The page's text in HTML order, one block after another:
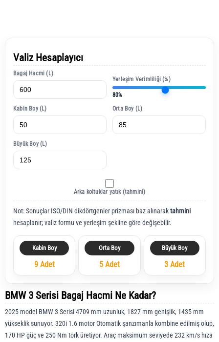
Valiz Hesaplayıcı
Bagaj Hacmi (L)
Yerleşim Verimliliği (%)
80%
Kabin Boy (L)
Orta Boy (L)
Büyük Boy (L)
Arka koltuklar yatık (tahmini)
Not: Sonuçlar ISO/DIN dikdörtgenler prizması baz alınaraktahmini
hesaplanır; valiz formu ve yerleşim şekline göre değişebilir.
Kabin Boy
9 Adet
Orta Boy
5 Adet
Büyük Boy
3 Adet
BMW 3 Serisi Bagaj Hacmi Ne Kadar?
2025 model BMW 3 Serisi 4709 mm uzunluk, 1827 mm genişlik, 1435 mm
yükseklik sunuyor. 320i 1.6 motor Otomatik şanzımanla kombine edilmiş olup,
170 HP güç ve 250 Nm tork üretiyor. Araç maksimum seviyede 232 km/s hıza